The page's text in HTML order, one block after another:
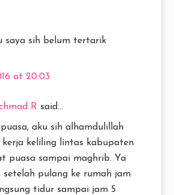
saya sih belum tertarik
at 20:03
R said...
aku sih alhamdulillah
kerja keliling lintas kabupaten
puasa sampai maghrib. Ya
setelah pulang ke rumah jam
tidur sampai jam 5